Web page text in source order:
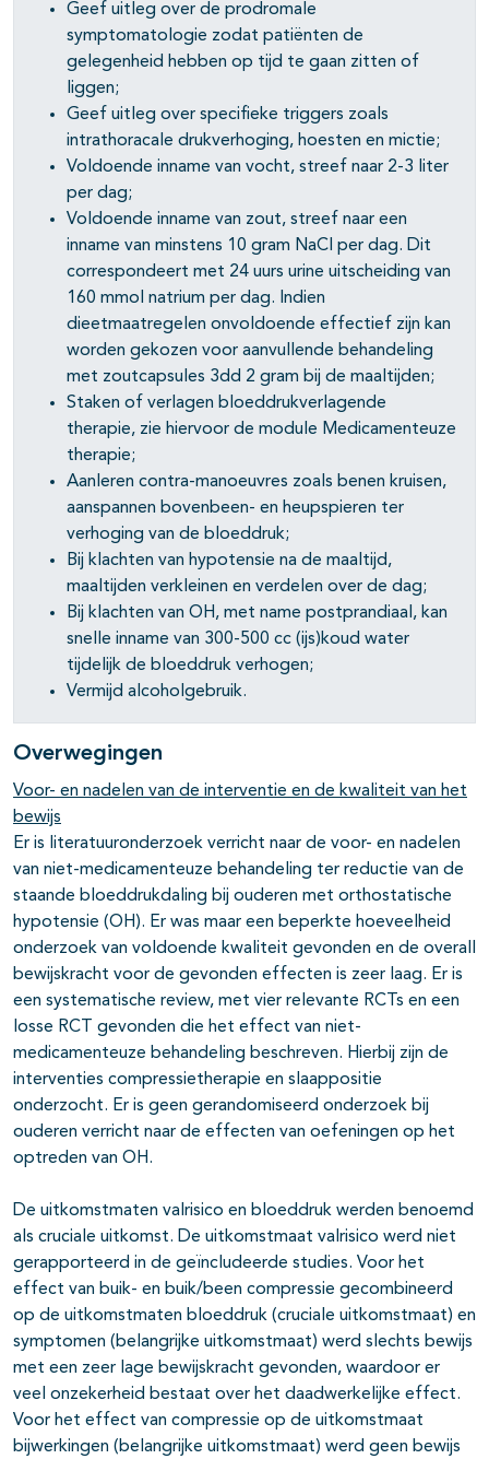
Geef uitleg over de prodromale
symptomatologie zodat patiënten de
gelegenheid hebben op tijd te gaan zitten of
liggen;
Geef uitleg over specifieke triggers zoals
intrathoracale drukverhoging, hoesten en mictie;
Voldoende inname van vocht, streef naar 2-3 liter
per dag;
Voldoende inname van zout, streef naar een
inname van minstens 10 gram NaCl per dag. Dit
correspondeert met 24 uurs urine uitscheiding van
160 mmol natrium per dag. Indien
dieetmaatregelen onvoldoende effectief zijn kan
worden gekozen voor aanvullende behandeling
met zoutcapsules 3dd 2 gram bij de maaltijden;
Staken of verlagen bloeddrukverlagende
therapie, zie hiervoor de module Medicamenteuze
therapie;
Aanleren contra-manoeuvres zoals benen kruisen,
aanspannen bovenbeen- en heupspieren ter
verhoging van de bloeddruk;
Bij klachten van hypotensie na de maaltijd,
maaltijden verkleinen en verdelen over de dag;
Bij klachten van OH, met name postprandiaal, kan
snelle inname van 300-500 cc (ijs)koud water
tijdelijk de bloeddruk verhogen;
Vermijd alcoholgebruik.
Overwegingen
Voor- en nadelen van de interventie en de kwaliteit van het
bewijs
Er is literatuuronderzoek verricht naar de voor- en nadelen
van niet-medicamenteuze behandeling ter reductie van de
staande bloeddrukdaling bij ouderen met orthostatische
hypotensie (OH). Er was maar een beperkte hoeveelheid
onderzoek van voldoende kwaliteit gevonden en de overall
bewijskracht voor de gevonden effecten is zeer laag. Er is
een systematische review, met vier relevante RCTs en een
losse RCT gevonden die het effect van niet-
medicamenteuze behandeling beschreven. Hierbij zijn de
interventies compressietherapie en slaappositie
onderzocht. Er is geen gerandomiseerd onderzoek bij
ouderen verricht naar de effecten van oefeningen op het
optreden van OH.
De uitkomstmaten valrisico en bloeddruk werden benoemd
als cruciale uitkomst. De uitkomstmaat valrisico werd niet
gerapporteerd in de geïncludeerde studies. Voor het
effect van buik- en buik/been compressie gecombineerd
op de uitkomstmaten bloeddruk (cruciale uitkomstmaat) en
symptomen (belangrijke uitkomstmaat) werd slechts bewijs
met een zeer lage bewijskracht gevonden, waardoor er
veel onzekerheid bestaat over het daadwerkelijke effect.
Voor het effect van compressie op de uitkomstmaat
bijwerkingen (belangrijke uitkomstmaat) werd geen bewijs